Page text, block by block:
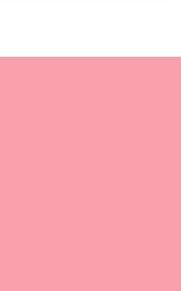
カウント
カウント公式アカウント
んFacebook公式アカウン
ーみんYouTube公式アカ